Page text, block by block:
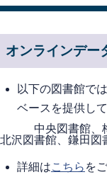
オンラインデー
以下の図書館で
ベースを提供して
中央図書館、梅
北沢図書館、鎌田図
詳細はこちら を